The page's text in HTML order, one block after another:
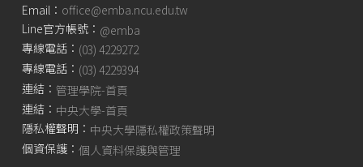
Email： office@emba.ncu.edu.tw
Line官方帳號： @emba
專線電話： (03) 4229272
專線電話： (03) 4229394
連結： 管理學院-首頁
連結： 中央大學-首頁
隱私權聲明： 中央大學隱私權政策聲明
個資保護： 個人資料保護與管理